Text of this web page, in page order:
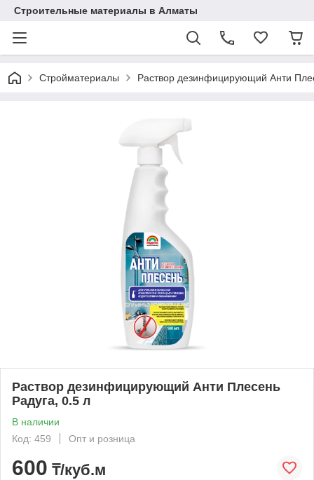
Строительные материалы в Алматы
Стройматериалы Раствор дезинфицирующий Анти
Раствор дезинфицирующий Анти Плесень
Радуга, 0.5 л
В наличии
Код: 459
Опт и розница
600 ₸/куб.м